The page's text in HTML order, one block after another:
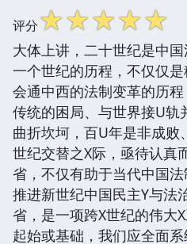
评分☆☆☆☆☆
大体上讲，二十世纪是中
一个世纪的历程，不仅仅是
会通中西的法制变革的历
传统的困局、与世界接U轨
曲折坎坷，百U年是非成败
世纪交替之X际，亟待认真
省，不仅有助于当代中国
推进新世纪中国民主Y与法
省，是一项跨X世纪的伟大
起始或基础，我们应全面